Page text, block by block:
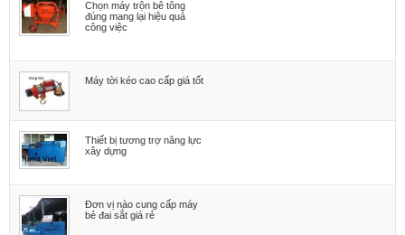
Chọn máy trộn bê tông
đúng mang lại hiệu quả
công việc
Máy tời kéo cao cấp giá tốt
Thiết bị tương trợ năng lực
xây dựng
Đơn vị nào cung cấp máy
bẻ đai sắt giá rẻ